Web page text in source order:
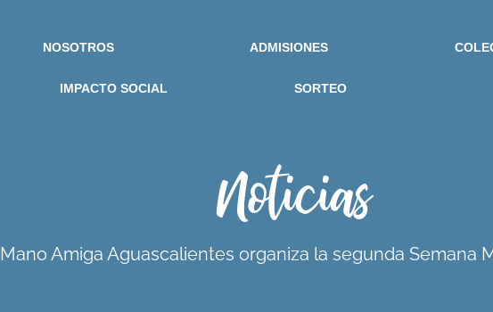
NOSOTROS ADMISIONES
IMPACTO SOCIAL SORTEO
Noticias
Mano Amiga Aguascalientes organiza la segunda Semana